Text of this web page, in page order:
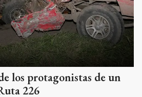
los protagonistas de un
226